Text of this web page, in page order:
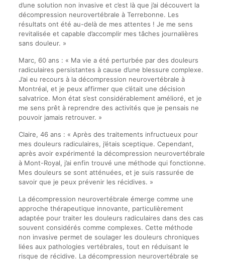
d’une solution non invasive et c’est là que j’ai découvert la
décompression neurovertébrale à Terrebonne. Les
résultats ont été au-delà de mes attentes ! Je me sens
revitalisée et capable d’accomplir mes tâches journalières
sans douleur. »
Marc, 60 ans : « Ma vie a été perturbée par des douleurs
radiculaires persistantes à cause d’une blessure complexe.
J’ai eu recours à la décompression neurovertébrale à
Montréal, et je peux affirmer que c’était une décision
salvatrice. Mon état s’est considérablement amélioré, et je
me sens prêt à reprendre des activités que je pensais ne
pouvoir jamais retrouver. »
Claire, 46 ans : « Après des traitements infructueux pour
mes douleurs radiculaires, j’étais sceptique. Cependant,
après avoir expérimenté la décompression neurovertébrale
à Mont-Royal, j’ai enfin trouvé une méthode qui fonctionne.
Mes douleurs se sont atténuées, et je suis rassurée de
savoir que je peux prévenir les récidives. »
La décompression neurovertébrale émerge comme une
approche thérapeutique innovante, particulièrement
adaptée pour traiter les douleurs radiculaires dans des cas
souvent considérés comme complexes. Cette méthode
non invasive permet de soulager les douleurs chroniques
liées aux pathologies vertébrales, tout en réduisant le
risque de récidive. La décompression neurovertébrale se